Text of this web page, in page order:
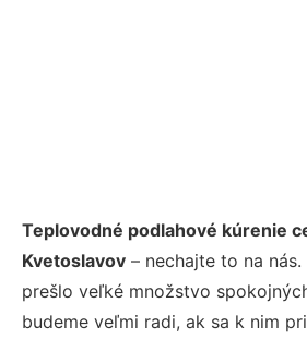
Teplovodné podlahové kúrenie
Kvetoslavov – nechajte to na
prešlo veľké množstvo
budeme veľmi radi, ak sa k nim